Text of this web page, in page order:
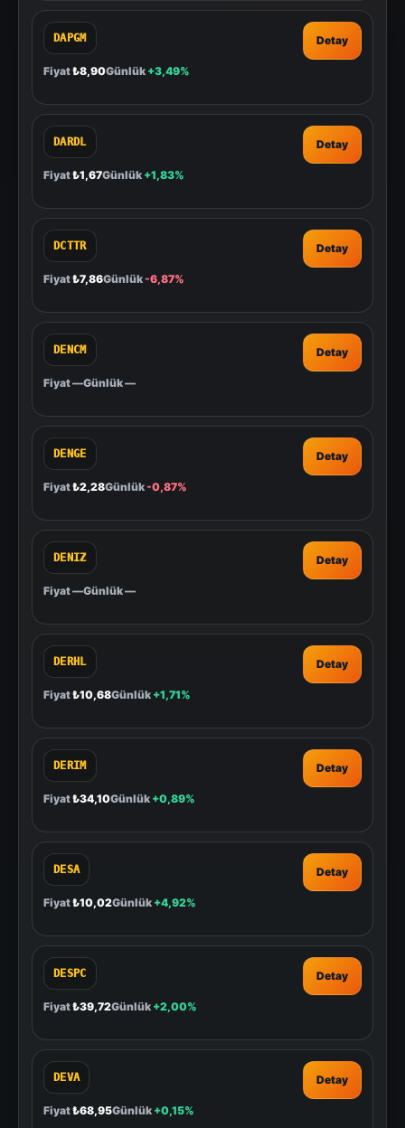
DAPGM
Fiyat₺8,90Günlük +3,49%
Detay
DARDL
Fiyat₺1,67Günlük +1,83%
Detay
DCTTR
Fiyat₺7,86Günlük-6,87%
Detay
DENCM
Fiyat—Günlük—
Detay
DENGE
Fiyat₺2,28Günlük-0,87%
Detay
DENIZ
Fiyat—Günlük—
Detay
DERHL
Fiyat₺10,68Günlük +1,71%
Detay
DERIM
Fiyat₺34,10Günlük +0,89%
Detay
DESA
Fiyat₺10,02Günlük +4,92%
Detay
DESPC
Fiyat₺39,72Günlük +2,00%
Detay
DEVA
Fiyat₺68,95Günlük +0,15%
Detay